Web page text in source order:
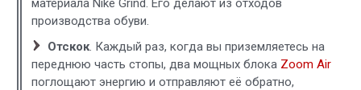
материала Nike Grind. Его делают из отходов
производства обуви.
Отскок. Каждый раз, когда вы приземляетесь на
переднюю часть стопы, два мощных блока Zoom Air
поглощают энергию и отправляют её обратно,